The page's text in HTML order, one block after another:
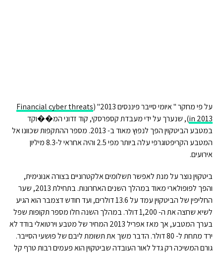
על פי מחקר " איומי סייבר פיננסים 2013" (
Financial cyber threats
in 2013), שנערך על ידי מעבדת קספרסקי, קוד זדוני המ��וקד
במטבע הביטקוין הפך לנפוץ מאוד ב- 2013. מספר ההתקפות שכוונו אל
המטבע הקריפטוגרפי עלה ביותר מפי 2.5 והיה אחראי ל-8.3 מיליון
אירועים.
ביטקוין נוצר על מנת לאפשר תשלומים אלקטרוניים בצורה אנונימית,
והפך לפופולארי מאוד במהלך השנים האחרונות. בתחילת 2013, שער
החליפין של הביטקוין עמד על 13.6 דולרים, ועד חודש דצמבר הוא הגיע
לשיא שחצה את ה- 1,200 דולר. במהלך השנה חלו מספר תקופות שפל
בערך המטבע, אך מאז אפריל 2013 המחיר של מטבע וירטואלי בודד לא
ירד מתחת ל- 80 דולר. הדבר משך את תשומת ליבם של פושעי הסייבר.
גורם המשיכה רק גדל לאור העובדה שביטקוין הוא פעמים רבות טרף קל